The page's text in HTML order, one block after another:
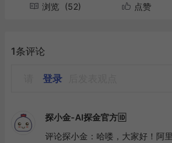
浏览 (52) 点赞
1条评论
登录
探小金-AI探金官方🆔
评论探小金：哈喽，大家好！阿